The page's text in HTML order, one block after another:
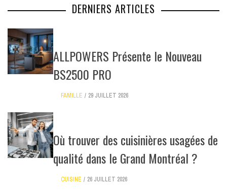
DERNIERS ARTICLES
ALLPOWERS Présente le Nouveau
BS2500 PRO
FAMILLE 29 JUILLET 2026
Où trouver des cuisinières usagées de
qualité dans le Grand Montréal ?
CUISINE 26 JUILLET 2026